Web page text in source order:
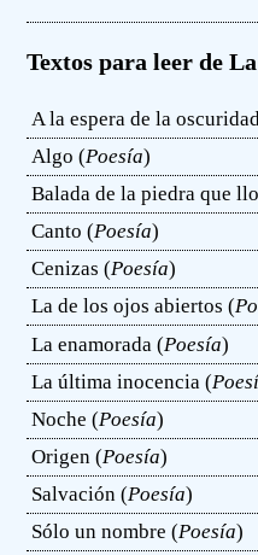
Textos para leer de
A la espera de la
Algo (Poesía)
Balada de la piedra que
Canto (Poesía)
Cenizas (Poesía)
La de los ojos abiertos (
La enamorada (Poesía)
La última inocencia (
Noche (Poesía)
Origen (Poesía)
Salvación (Poesía)
Sólo un nombre (Poesía)